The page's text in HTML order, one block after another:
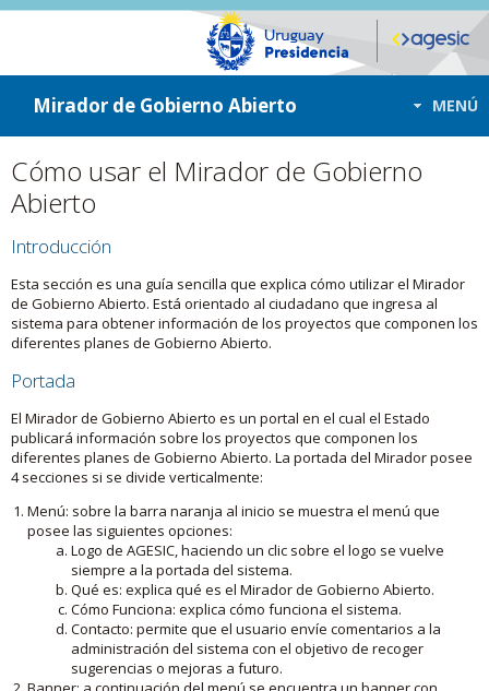
ir a contenido
ir al menú
Mirador de Gobierno Abierto MENÚ
Cómo usar el Mirador de Gobierno
Abierto
Introducción
Esta sección es una guía sencilla que explica cómo utilizar el Mirador
de Gobierno Abierto. Está orientado al ciudadano que ingresa al
sistema para obtener información de los proyectos que componen los
diferentes planes de Gobierno Abierto.
Portada
El Mirador de Gobierno Abierto es un portal en el cual el Estado
publicará información sobre los proyectos que componen los
diferentes planes de Gobierno Abierto. La portada del Mirador posee
4 secciones si se divide verticalmente:
Menú: sobre la barra naranja al inicio se muestra el menú que
posee las siguientes opciones:
Logo de AGESIC, haciendo un clic sobre el logo se vuelve
siempre a la portada del sistema.
Qué es: explica qué es el Mirador de Gobierno Abierto.
Cómo Funciona: explica cómo funciona el sistema.
Contacto: permite que el usuario envíe comentarios a la
administración del sistema con el objetivo de recoger
sugerencias o mejoras a futuro.